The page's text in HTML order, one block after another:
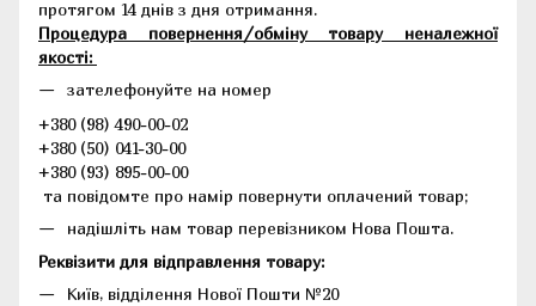
протягом 14 днів з дня отримання.
Процедура повернення/обміну товару неналежної
якості:
зателефонуйте на номер
+380 (98) 490-00-02
+380 (50) 041-30-00
+380 (93) 895-00-00
та повідомте про намір повернути оплачений товар;
надішліть нам товар перевізником Нова Пошта.
Реквізити для відправлення товару:
Київ, відділення Нової Пошти №20